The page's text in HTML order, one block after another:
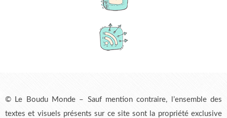
© Le Boudu Monde – Sauf mention contraire, l’ensemble des
textes et visuels présents sur ce site sont la propriété exclusive